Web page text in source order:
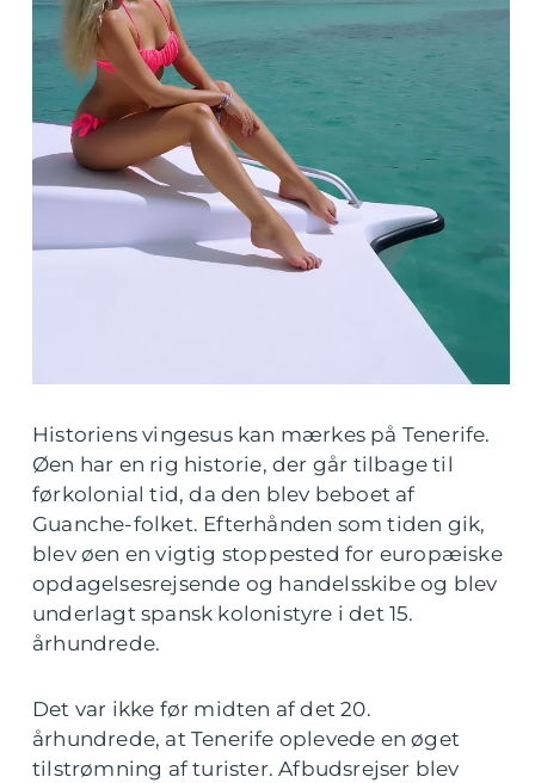
Historiens vingesus kan mærkes på Tenerife.
Øen har en rig historie, der går tilbage til
førkolonial tid, da den blev beboet af
Guanche-folket. Efterhånden som tiden gik,
blev øen en vigtig stoppested for europæiske
opdagelsesrejsende og handelsskibe og blev
underlagt spansk kolonistyre i det 15.
århundrede.
Det var ikke før midten af det 20.
århundrede, at Tenerife oplevede en øget
tilstrømning af turister. Afbudsrejser blev